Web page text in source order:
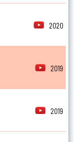
2020
2019
2019